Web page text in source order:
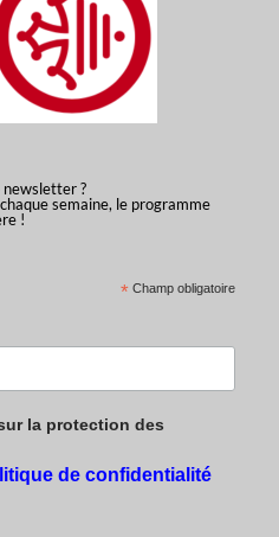
newsletter ?
semaine, le programme
!
*Champ obligatoire
la protection des
de confidentialité